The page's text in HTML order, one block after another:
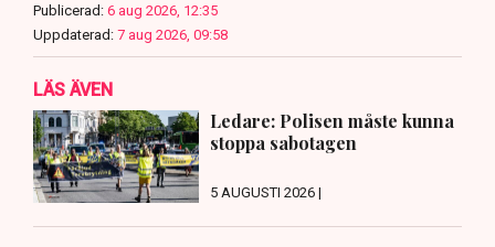
Publicerad: 6 aug 2026, 12:35
Uppdaterad: 7 aug 2026, 09:58
LÄS ÄVEN
Ledare: Polisen måste kunna
stoppa sabotagen
5 AUGUSTI 2026 |